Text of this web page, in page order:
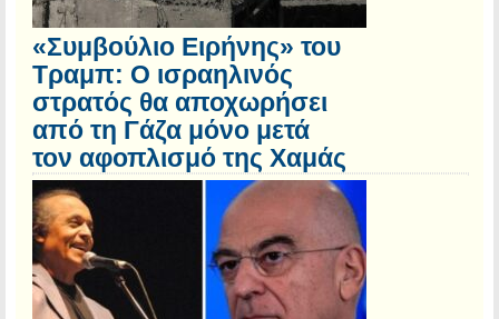
«Συμβούλιο Ειρήνης» του
Τραμπ: Ο ισραηλινός
στρατός θα αποχωρήσει
από τη Γάζα μόνο μετά
τον αφοπλισμό της Χαμάς